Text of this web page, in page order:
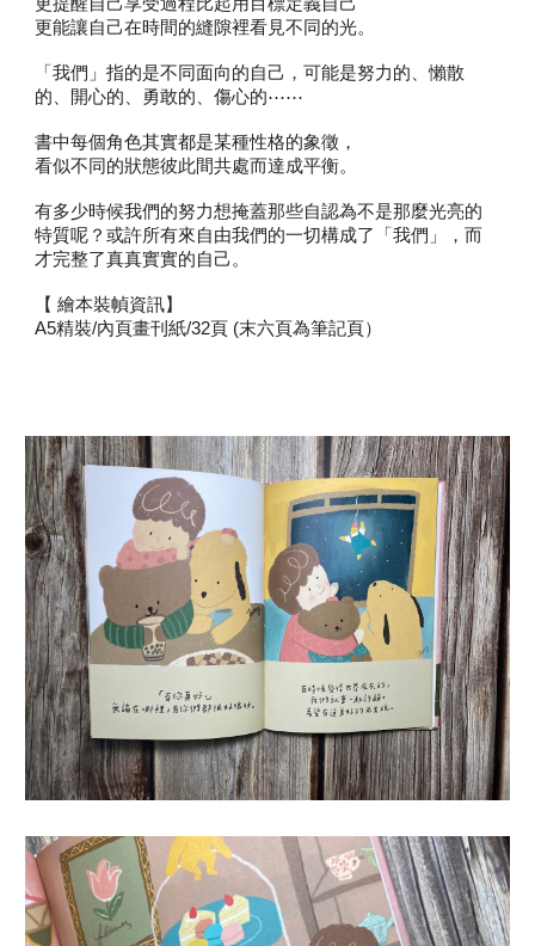
更能讓自己在時間的縫隙裡看見不同的光。
「我們」指的是不同面向的自己，可能是努力的、懶散
的、開心的、勇敢的、傷心的⋯⋯
書中每個角色其實都是某種性格的象徵，
看似不同的狀態彼此間共處而達成平衡。
有多少時候我們的努力想掩蓋那些自認為不是那麼光亮的
特質呢？或許所有來自由我們的一切構成了「我們」，而
才完整了真真實實的自己。
【 繪本裝幀資訊】
A5精裝/內頁畫刊紙/32頁 (末六頁為筆記頁）